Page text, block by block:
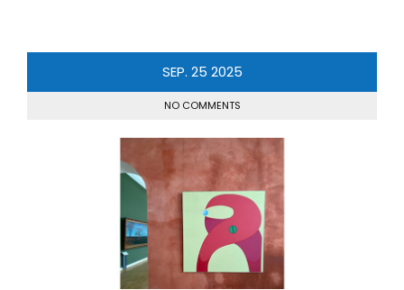
SEP. 25 2025
NO COMMENTS